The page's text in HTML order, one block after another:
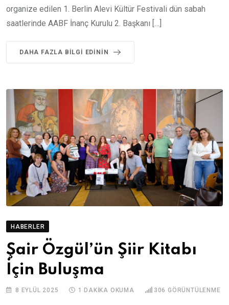
organize edilen 1. Berlin Alevi Kültür Festivali dün sabah
saatlerinde AABF İnanç Kurulu 2. Başkanı […]
DAHA FAZLA BILGI EDININ
HABERLER
Şair Özgül’ün Şiir Kitabı
İçin Buluşma
8 EYLÜL 2025 1 DAKIKA OKUMA 306 GÖRÜNTÜLENME